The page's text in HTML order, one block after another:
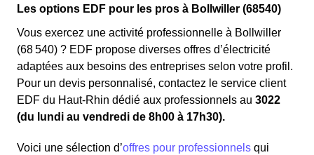
Les options EDF pour les pros à Bollwiller (68540)
Vous exercez une activité professionnelle à Bollwiller
(68 540) ? EDF propose diverses offres d’électricité
adaptées aux besoins des entreprises selon votre profil.
Pour un devis personnalisé, contactez le service client
EDF du Haut-Rhin dédié aux professionnels au 3022
(du lundi au vendredi de 8h00 à 17h30).
Voici une sélection d’offres pour professionnels qui